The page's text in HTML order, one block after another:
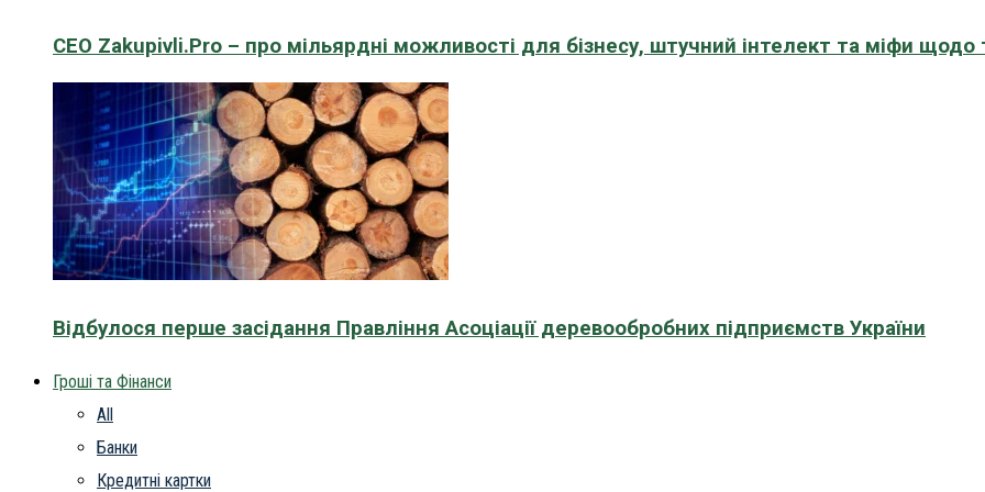
CEO Zakupivli.Pro – про мільярдні можливості для бізнесу, штучний інтелект та міфи щодо
Відбулося перше засідання Правління Асоціації деревообробних підприємств України
Гроші та Фінанси
All
Банки
Кредитні картки